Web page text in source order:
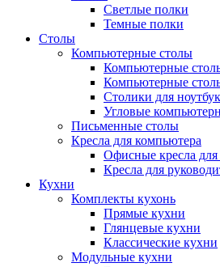
Светлые полки
Темные полки
Столы
Компьютерные столы
Компьютерные
Компьютерные
Столики для
Угловые
Письменные столы
Кресла для компьютера
Офисные кресла
Кресла для
Кухни
Комплекты кухонь
Прямые кухни
Глянцевые кухни
Классические кухни
Модульные кухни